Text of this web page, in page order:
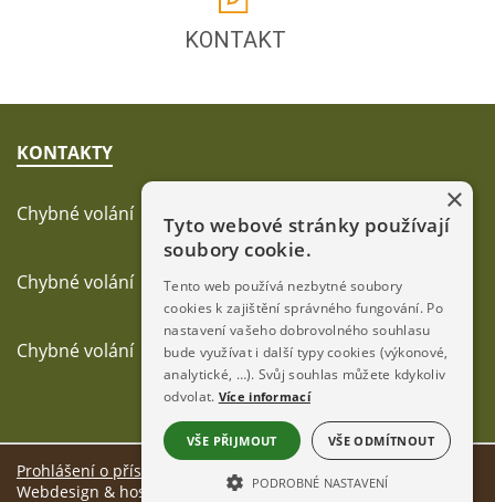
KONTAKT
KONTAKTY
Chybné volání
Chybné volání
Chybné volání
Prohlášení o přístupnosti
Webdesign & hosting:
ŠumavaNet.CZ
×
Tyto webové stránky používají
soubory cookie.
Tento web používá nezbytné soubory
cookies k zajištění správného fungování. Po
nastavení vašeho dobrovolného souhlasu
bude využívat i další typy cookies (výkonové,
analytické, …). Svůj souhlas můžete kdykoliv
odvolat. Více informací
VŠE PŘIJMOUT VŠE ODMÍTNOUT
PODROBNÉ NASTAVENÍ